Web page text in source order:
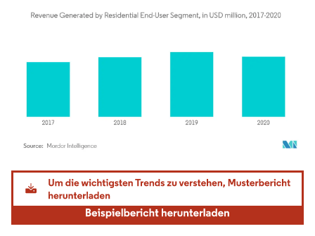
Bild © Mordor Intelligence. Wiederverwendung erfordert Namensnennung gemäß